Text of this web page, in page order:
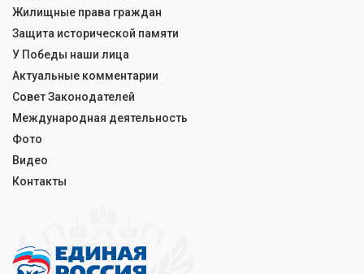
Жилищные права граждан
Защита исторической памяти
У Победы наши лица
Актуальные комментарии
Совет Законодателей
Международная деятельность
Фото
Видео
Контакты